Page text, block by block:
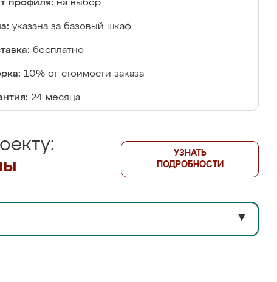
профиля: на выбор
указана за базовый шкаф
бесплатно
10% от стоимости заказа
24 месяца
УЗНАТЬ
ПОДРОБНОСТИ
▼